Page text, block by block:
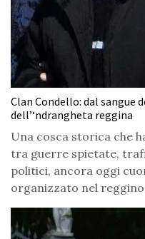
Clan Condello: dal sangue
dell’‘ndrangheta reggina
Una cosca storica che
tra guerre spietate,
politici, ancora oggi
organizzato nel reggino